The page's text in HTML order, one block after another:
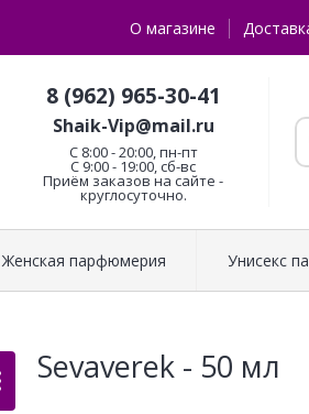
О магазине
8 (962) 965-30-41
Shaik-Vip@mail.ru
C 8:00 - 20:00, пн-пт
С 9:00 - 19:00, сб-вс
Приём заказов на сайте -
круглосуточно.
Женская парфюмерия Унисекс
Sevaverek - 50 мл